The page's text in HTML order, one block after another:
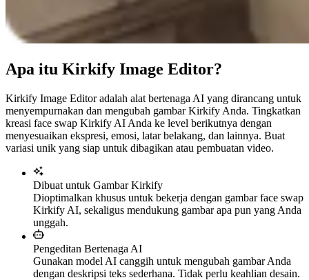
Apa itu Kirkify Image Editor?
Kirkify Image Editor adalah alat bertenaga AI yang dirancang untuk
menyempurnakan dan mengubah gambar Kirkify Anda. Tingkatkan
kreasi face swap Kirkify AI Anda ke level berikutnya dengan
menyesuaikan ekspresi, emosi, latar belakang, dan lainnya. Buat
variasi unik yang siap untuk dibagikan atau pembuatan video.
Dibuat untuk Gambar Kirkify
Dioptimalkan khusus untuk bekerja dengan gambar face swap
Kirkify AI, sekaligus mendukung gambar apa pun yang Anda
unggah.
Pengeditan Bertenaga AI
Gunakan model AI canggih untuk mengubah gambar Anda
dengan deskripsi teks sederhana. Tidak perlu keahlian desain.